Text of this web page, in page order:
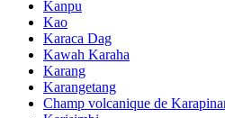
Kanpu
Kao
Karaca Dag
Kawah Karaha
Karang
Karangetang
Champ volcanique de